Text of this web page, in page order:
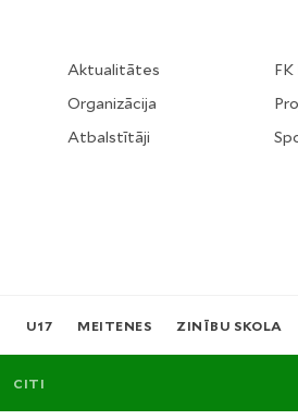
Aktualitātes
Organizācija
Atbalstītāji
U17 MEITENES ZINĪBU SKOLA
CITI